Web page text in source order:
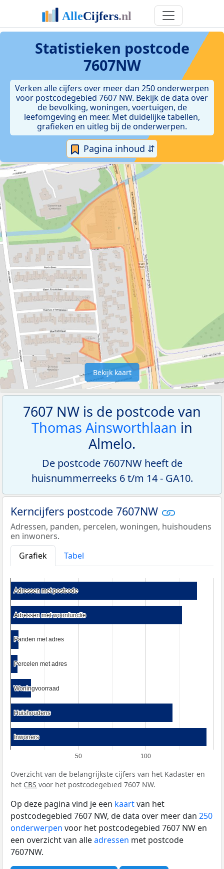
Statistieken postcode
7607NW
Verken alle cijfers over meer dan 250 onderwerpen
voor postcodegebied 7607 NW. Bekijk de data over
de bevolking, woningen, voertuigen, de
leefomgeving en meer. Met duidelijke tabellen,
grafieken en uitleg bij de onderwerpen.
Pagina inhoud ⇵
Bekijk kaart
7607 NW is de postcode van
Thomas Ainsworthlaan in
Almelo.
De postcode 7607NW heeft de
huisnummerreeks 6 t/m 14 - GA10.
Kerncijfers postcode 7607NW
Adressen, panden, percelen, woningen, huishoudens
en inwoners.
Grafiek
Tabel
50 100
Adressen met postcode
Adressen met postcode
Adressen met woonfunctie
Adressen met woonfunctie
Panden met adres
Panden met adres
Percelen met adres
Percelen met adres
Woningvoorraad
Woningvoorraad
Huishoudens
Huishoudens
Inwoners
Inwoners
Overzicht van de belangrijkste cijfers van het Kadaster en
het CBS voor het postcodegebied 7607 NW.
Op deze pagina vind je een kaartvan het
postcodegebied 7607 NW, de data over meer dan 250
onderwerpen voor het postcodegebied 7607 NW en
een overzicht van alleadressen met postcode
7607NW.